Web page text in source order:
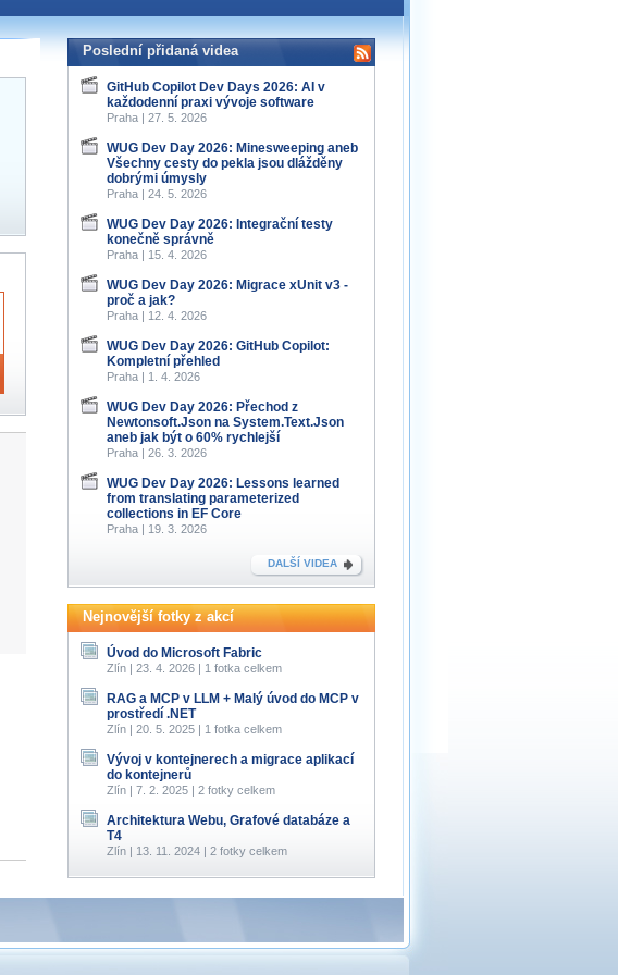
Poslední přidaná videa
GitHub Copilot Dev Days 2026: AI v
každodenní praxi vývoje software
Praha | 27. 5. 2026
WUG Dev Day 2026: Minesweeping aneb
Všechny cesty do pekla jsou dlážděny
dobrými úmysly
Praha | 24. 5. 2026
WUG Dev Day 2026: Integrační testy
konečně správně
Praha | 15. 4. 2026
WUG Dev Day 2026: Migrace xUnit v3 -
proč a jak?
Praha | 12. 4. 2026
WUG Dev Day 2026: GitHub Copilot:
Kompletní přehled
Praha | 1. 4. 2026
WUG Dev Day 2026: Přechod z
Newtonsoft.Json na System.Text.Json
aneb jak být o 60% rychlejší
Praha | 26. 3. 2026
WUG Dev Day 2026: Lessons learned
from translating parameterized
collections in EF Core
Praha | 19. 3. 2026
DALŠÍ VIDEA
Nejnovější fotky z akcí
Úvod do Microsoft Fabric
Zlín | 23. 4. 2026 | 1 fotka celkem
RAG a MCP v LLM + Malý úvod do MCP v
prostředí .NET
Zlín | 20. 5. 2025 | 1 fotka celkem
Vývoj v kontejnerech a migrace aplikací
do kontejnerů
Zlín | 7. 2. 2025 | 2 fotky celkem
Architektura Webu, Grafové databáze a
T4
Zlín | 13. 11. 2024 | 2 fotky celkem